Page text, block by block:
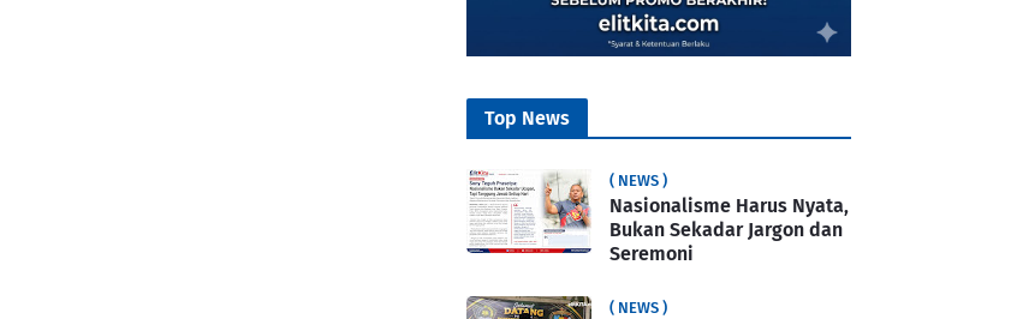
Top News
( NEWS )
Nasionalisme Harus Nyata,
Bukan Sekadar Jargon dan
Seremoni
( NEWS )